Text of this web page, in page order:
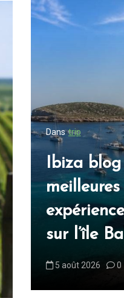
Dans trip
Ibiza blog
sur l’île
5 août 2026 0